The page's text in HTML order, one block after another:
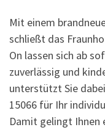
Mit einem
schließt das
On lassen sich ab
zuverlässig und
unterstützt Sie
15066 für Ihr
Damit gelingt Ihnen